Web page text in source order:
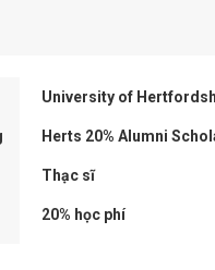
University of
Herts 20% Alumni
Thạc sĩ
20% học phí